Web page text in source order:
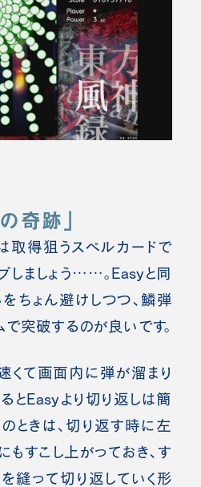
奇跡」
取得狙うスペルカードで
しましょう……。 Easyと同
ちょん避けしつつ、鱗弾
突破するのが良いです。
て画面内に弾が溜まり
るとEasyより切り返しは簡
きは、切り返す時に左
もすこし上がっておき、す
縫って切り返していく形